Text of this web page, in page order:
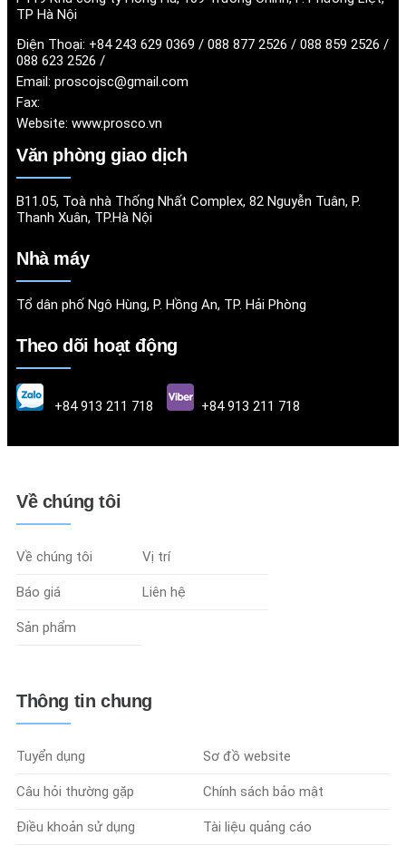
TP Hà Nội
Điện Thoại: +84 243 629 0369 / 088 877 2526 / 088 859 2526 /
088 623 2526 /
Email: proscojsc@gmail.com
Fax:
Website: www.prosco.vn
Văn phòng giao dịch
B11.05, Toà nhà Thống Nhất Complex, 82 Nguyễn Tuân, P.
Thanh Xuân, TP.Hà Nội
Nhà máy
Tổ dân phố Ngô Hùng, P. Hồng An, TP. Hải Phòng
Theo dõi hoạt động
+84 913 211 718 +84 913 211 718
Về chúng tôi
Về chúng tôi Vị trí
Báo giá Liên hệ
Sản phẩm
Thông tin chung
Tuyển dụng Sơ đồ website
Câu hỏi thường gặp Chính sách bảo mật
Điều khoản sử dụng Tài liệu quảng cáo